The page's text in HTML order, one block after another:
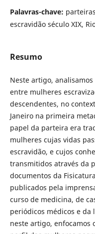
Palavras-chave:
escravidão século XIX,
Resumo
Neste artigo,
entre mulheres
descendentes, no
Janeiro na primeira
papel da parteira era
mulheres cujas vidas
escravidão, e cujos
transmitidos através da
documentos da
publicados pela
curso de medicina, de
periódicos médicos e
neste artigo, enfocamos